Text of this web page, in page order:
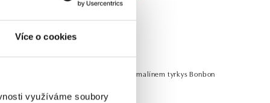
Více o cookies
využíváme soubory
Prsten s diamanty a turmalínem tyrkys Bonbon
od 31 851 Kč